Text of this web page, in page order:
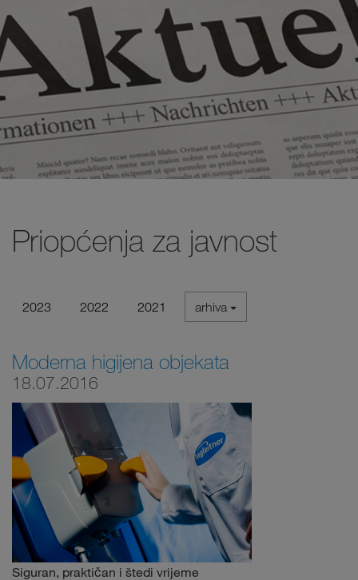
Priopćenja za javnost
2023 2022 2021 arhiva
Moderna higijena objekata
18.07.2016
Siguran, praktičan i štedi vrijeme